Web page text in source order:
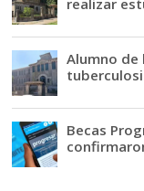
Alumno de
Becas